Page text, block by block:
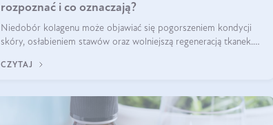
rozpoznać i co oznaczają?
Niedobór kolagenu może objawiać się pogorszeniem kondycji
skóry, osłabieniem stawów oraz wolniejszą regeneracją tkanek.
skóry, bóle stawów, łamliwość paznokci oraz osłabienie włosów.
CZYTAJ